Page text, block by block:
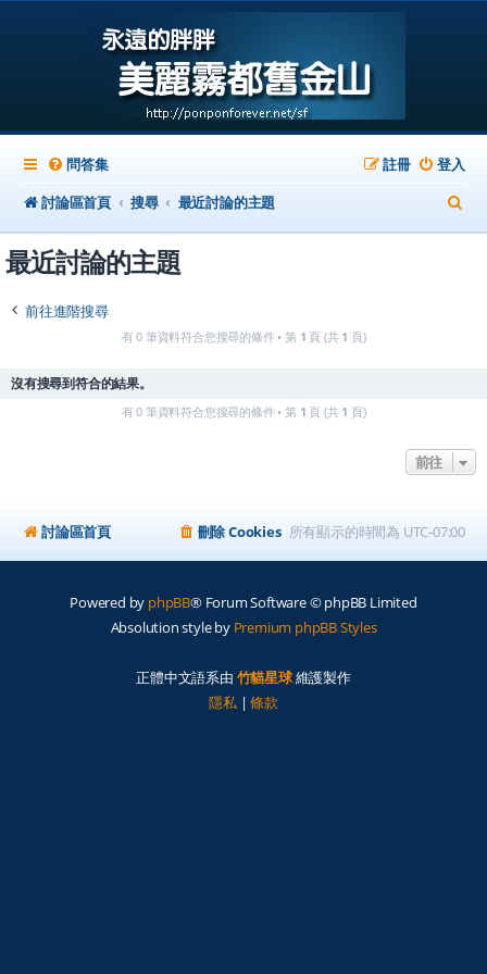
問答集 登入
註冊
討論區首頁
搜尋 最近討論的主題
尋
最近討論的主題
前往進階搜尋
有 0 筆資料符合您搜尋的條件 • 第 1 頁 (共 1 頁)
沒有搜尋到符合的結果。
有 0 筆資料符合您搜尋的條件 • 第 1 頁 (共 1 頁)
前往
討論區首頁 所有顯示的時間為 UTC-07:00
刪除 Cookies
Powered by phpBB® Forum Software © phpBB Limited
Absolution style by Premium phpBB Styles
正體中文語系由 竹貓星球維護製作
隱私 |條款